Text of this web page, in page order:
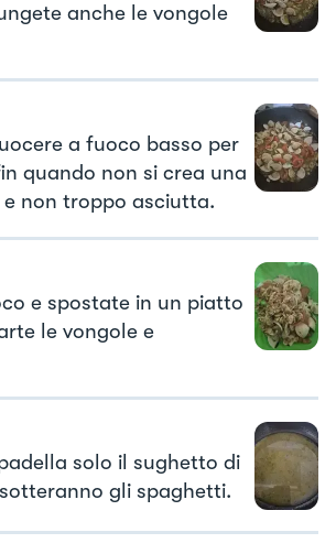
anche le vongole
a fuoco basso per
quando non si crea una
non troppo asciutta.
e spostate in un piatto
le vongole e
solo il sughetto di
gli spaghetti.